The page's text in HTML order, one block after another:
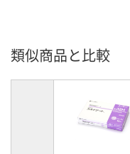
類似商品と比較